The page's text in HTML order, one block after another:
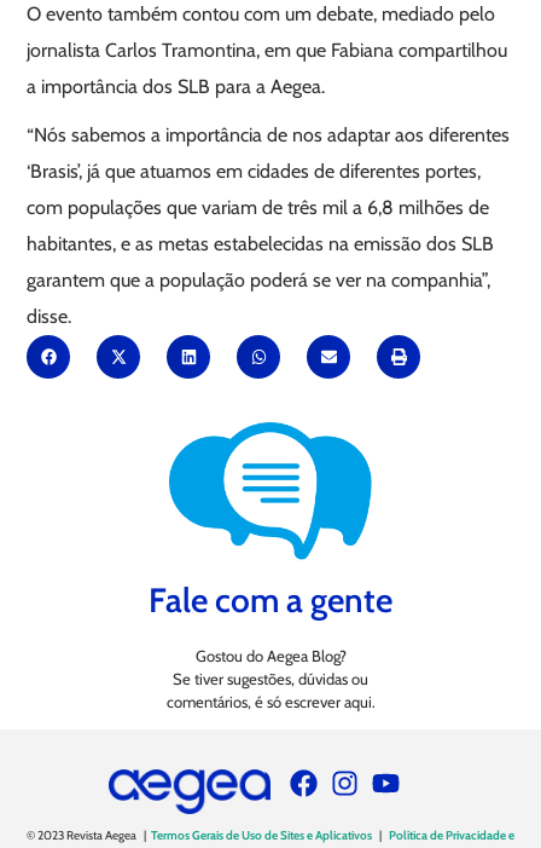
O evento também contou com um debate, mediado pelo
jornalista Carlos Tramontina, em que Fabiana compartilhou
a importância dos SLB para a Aegea.
“Nós sabemos a importância de nos adaptar aos diferentes
‘Brasis’, já que atuamos em cidades de diferentes portes,
com populações que variam de três mil a 6,8 milhões de
habitantes, e as metas estabelecidas na emissão dos SLB
garantem que a população poderá se ver na companhia”,
disse.
Fale com a gente
Gostou do Aegea Blog?
Se tiver sugestões, dúvidas ou
comentários, é só escrever aqui.
© 2023 Revista Aegea | Termos Gerais de Uso de Sites e Aplicativos | Política de Privacidade e